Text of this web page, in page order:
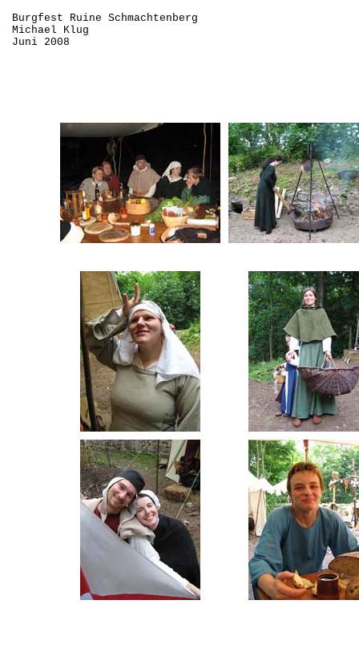
Burgfest Ruine Schmachtenberg
Michael Klug
Juni 2008